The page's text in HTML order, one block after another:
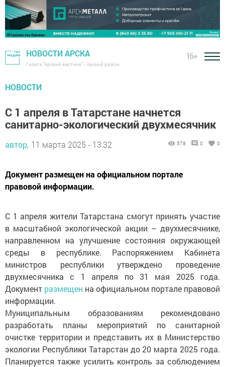
НОВОСТИ АРСКА
Газета "Арский вестник" - Арский район
16+
НОВОСТИ
С 1 апреля в Татарстане начнется
санитарно-экологический двухмесячник
автор, 11 марта 2025 - 13:32 578 0 0
Документ размещен на официальном портале
правовой информации.
С 1 апреля жители Татарстана смогут принять участие
в масштабной экологической акции – двухмесячнике,
направленном на улучшение состояния окружающей
среды в республике. Распоряжением Кабинета
министров республики утверждено проведение
двухмесячника с 1 апреля по 31 мая 2025 года.
Документ размещен на официальном портале правовой
информации.
Муниципальным образованиям рекомендовано
разработать планы мероприятий по санитарной
очистке территории и представить их в Министерство
экологии Республики Татарстан до 20 марта 2025 года.
Планируется также усилить контроль за соблюдением